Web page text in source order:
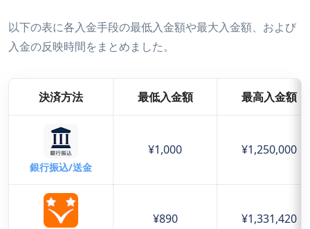
以下の表に各入金手段の最低入金額や最大入金額、および
入金の反映時間をまとめました。
決済方法 最低入金額 最高入金額
銀行振込/送金
¥1,000 ¥1,250,000
¥890 ¥1,331,420